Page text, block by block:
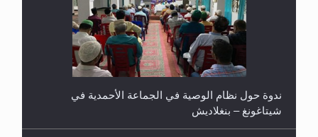
ندوة حول نظام الوصية في الجماعة الأحمدية في
شيتاغونغ – بنغلاديش